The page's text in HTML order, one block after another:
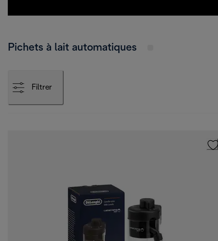
Pichets à lait automatiques
Filtrer